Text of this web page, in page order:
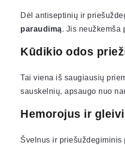
Dėl antiseptinių ir
paraudimą. Jis neužkemša
Kūdikio odos
Tai viena iš saugiausių
sauskelnių, apsaugo nuo
Hemorojus ir
Švelnus ir